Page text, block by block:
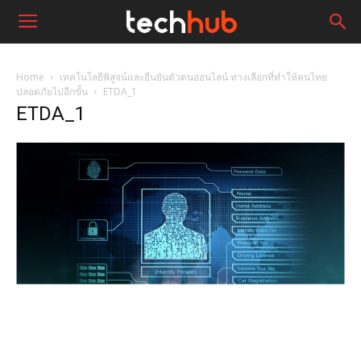
Home
เทคโนโลยีพิสูจน์และยืนยันตัวตนออนไลน์ ทางเลือกที่ทำให้คนไทย
ปลอดภัยไปอีกขั้น
ETDA_1
ETDA_1